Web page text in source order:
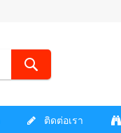
ติดต่อเรา